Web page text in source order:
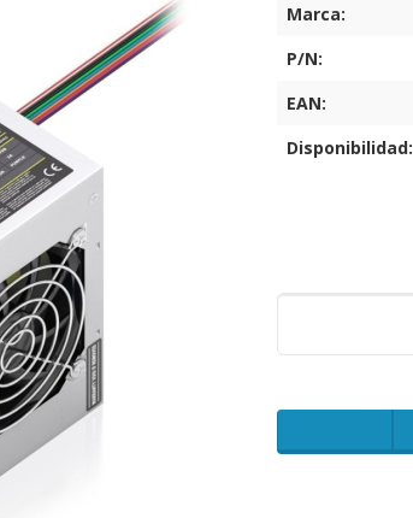
Marca:
P/N:
EAN:
Disponibilidad: